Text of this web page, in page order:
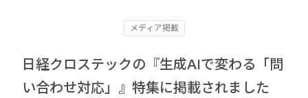
メディア掲載
日経クロステックの『生成AIで変わる「問
い合わせ対応」』特集に掲載されました